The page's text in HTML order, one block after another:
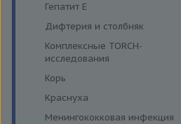
Гепатит E
Дифтерия и столбняк
Комплексные TORCH-
исследования
Корь
Краснуха
Менингококковая инфекция